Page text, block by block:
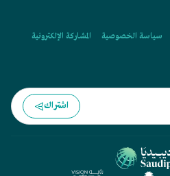
سياسة الخصوصية
المشاركة الإلكترونية
اشتراك